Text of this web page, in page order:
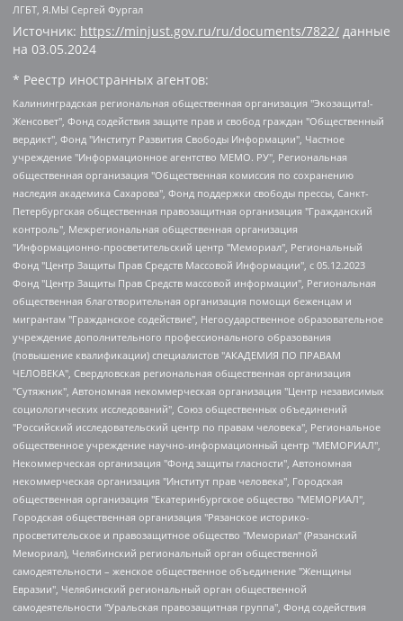
ЛГБТ, Я.МЫ Сергей Фургал
Источник: https://minjust.gov.ru/ru/documents/7822/ данные
на 03.05.2024
* Реестр иностранных агентов:
Калининградская региональная общественная организация "Экозащита!-Женсовет", Фонд содействия защите прав и свобод граждан "Общественный вердикт", Фонд "Институт Развития Свободы Информации", Частное учреждение "Информационное агентство МЕМО. РУ", Региональная общественная организация "Общественная комиссия по сохранению наследия академика Сахарова", Фонд поддержки свободы прессы, Санкт-Петербургская общественная правозащитная организация "Гражданский контроль", Межрегиональная общественная организация "Информационно-просветительский центр "Мемориал", Региональный Фонд "Центр Защиты Прав Средств Массовой Информации", с 05.12.2023 Фонд "Центр Защиты Прав Средств массовой информации", Региональная общественная благотворительная организация помощи беженцам и мигрантам "Гражданское содействие", Негосударственное образовательное учреждение дополнительного профессионального образования (повышение квалификации) специалистов "АКАДЕМИЯ ПО ПРАВАМ ЧЕЛОВЕКА", Свердловская региональная общественная организация "Сутяжник", Автономная некоммерческая организация "Центр независимых социологических исследований", Союз общественных объединений "Российский исследовательский центр по правам человека", Региональное общественное учреждение научно-информационный центр "МЕМОРИАЛ", Некоммерческая организация "Фонд защиты гласности", Автономная некоммерческая организация "Институт прав человека", Городская общественная организация "Екатеринбургское общество "МЕМОРИАЛ", Городская общественная организация "Рязанское историко-просветительское и правозащитное общество "Мемориал" (Рязанский Мемориал), Челябинский региональный орган общественной самодеятельности – женское общественное объединение "Женщины Евразии", Челябинский региональный орган общественной самодеятельности "Уральская правозащитная группа", Фонд содействия защите здоровья и социальной справедливости имени Андрея Рылькова, Автономная Некоммерческая Организация "Аналитический Центр Юрия Левады", Автономная некоммерческая организация социальной поддержки населения "Проект Апрель", Региональная общественная организация помощи женщинам и детям, находящимся в кризисной ситуации "Информационно-методический центр "Анна", Фонд содействия развитию массовых коммуникаций и правовому просвещению "Так-так-Так", Фонд содействия устойчивому развитию "Серебряная тайга", Свердловский региональный общественный фонд социальных проектов "Новое время", "Idel.Реалии", Кавказ.Реалии, Крым.Реалии, Телеканал Настоящее Время, Татаро-башкирская служба Радио Свобода (Azatliq Radiosi), Радио Свободная Европа/Радио Свобода (PCE/PC), "Сибирь.Реалии", "Фактограф", Благотворительный фонд помощи осужденным и их семьям, Автономная некоммерческая организация "Институт глобализации и социальных движений", Фонд "В защиту прав заключенных", Частное учреждение "Центр поддержки и содействия развитию средств массовой информации", Пензенский региональный общественный благотворительный фонд "Гражданский союз", "Север.Реалии", Некоммерческая организация Фонд "Правовая инициатива", Общество с ограниченной ответственностью "Радио Свободная Европа/Радио Свобода", Чешское информационное агентство "MEDIUM-ORIENT", Красноярская региональная общественная организация "Мы против СПИДа", Камалягин Денис Николаевич, Маркелов Сергей Евгеньевич, Пономарев Лев Александрович, Савицкая Людмила Алексеевна, Автономная некоммерческая организация "Центр по работе с проблемой насилия "НАСИЛИЮ.НЕТ", Межрегиональный профессиональный союз работников здравоохранения "Альянс врачей", Юридическое лицо, зарегистрированное в Латвийской Республике, SIA "Medusa Project" (регистрационный номер 40103797863, дата регистрации 10.06.2014), Некоммерческая организация "Фонд по борьбе с коррупцией", Автономная некоммерческая организация "Институт права и публичной политики", Баданин Роман Сергеевич, Гликин Максим Александрович, Железнова Мария Михайловна, Лукьянова Юлия Сергеевна, Маетная Елизавета Витальевна, Маняхин Петр Борисович, Чуракова Ольга Владимировна, Ярош Юлия Петровна, Юридическое лицо "The Insider SIA", зарегистрированное в Риге, Латвийская Республика (дата регистрации 26.06.2015), являющееся администратором доменного имени интернет-издания "The Insider SIA", https://theins.ru, Постернак Алексей Евгеньевич, Рубин Михаил Аркадьевич, Анин Роман Александрович, Юридическое лицо Istories fonds, зарегистрированное в Латвийской Республике (регистрационный номер 50008295751, дата регистрации 24.02.2020), Великовский Дмитрий Александрович, Долинина Ирина Николаевна, Мароховская Алеся Алексеевна, Шлейнов Роман Юрьевич, Шмагун Олеся Валентиновна, Общество с ограниченной ответственностью "Альтаир 2021", Общество с ограниченной ответственностью "Вега 2021", Общество с ограниченной ответственностью "Главный редактор 2021", Общество с ограниченной ответственностью "Ромашки монолит", Важенков Артем Валерьевич, Ивановская областная общественная организация "Центр гендерных исследований", Гурман Юрий Альбертович, Медиапроект "ОВД-Инфо", Егоров Владимир Владимирович, Жилинский Владимир Александрович, Общество с ограниченной ответственностью "ЗП", Иванова София Юрьевна, Карезина Инна Павловна, Кильтау Екатерина Викторовна, Петров Алексей Викторович, Пискунов Сергей Евгеньевич, Смирнов Сергей Сергеевич, Тихонов Михаил Сергеевич, Общество с ограниченной ответственностью "ЖУРНАЛИСТ-ИНОСТРАННЫЙ АГЕНТ", Арапова Галина Юрьевна, Вольтская Татьяна Анатольевна, Американская компания "Mason G.E.S. Anonymous Foundation" (США), являющаяся владельцем интернет-издания https://mnews.world/, Компания "Stichting Bellingcat", зарегистрированная в Нидерландах (дата регистрации 11.07.2018), Захаров Андрей Вячеславович, Клепиковская Екатерина Дмитриевна, Общество с ограниченной ответственностью "МЕМО", Перл Роман Александрович, Симонов Евгений Алексеевич, Соловьева Елена Анатольевна, Сотников Даниил Владимирович, Сурначева Елизавета Дмитриевна, Автономная некоммерческая организация по защите прав человека и информированию населения "Якутия – Наше Мнение", Общество с ограниченной ответственностью "Москоу диджитал медиа", с 26.01.2023 Общество с ограниченной ответственностью "Чайка Белые сады", Ветошкина Валерия Валерьевна, Заговора Максим Александрович, Межрегиональное общественное движение "Российская ЛГБТ - сеть", Оленичев Максим Владимирович, Павлов Иван Юрьевич, Скворцова Елена Сергеевна, Общество с ограниченной ответственностью "Как бы инагент", Кочетков Игорь Викторович, Общество с ограниченной ответственностью "Честные выборы", Еланчик Олег Александрович, Общество с ограниченной ответственностью "Нобелевский призыв", Гималова Регина Эмилевна, Григорьев Андрей Валерьевич, Григорьева Алина Александровна, Ассоциация по содействию защите прав призывников, альтернативнослужащих и военнослужащих "Правозащитная группа "Гражданин.Армия.Право", Хисамова Регина Фаритовна, Автономная некоммерческая организация по реализации социально-правовых программ "Лилит", Дальневосточное общественное движение "Маяк", Санкт-Петербургская ЛГБТ-инициативная группа "Выход", Инициативная группа ЛГБТ+ "Реверс", Алексеев Андрей Викторович, Бекбулатова Таисия Львовна, Беляев Иван Михайлович, Владыкина Елена Сергеевна, Гельман Марат Александрович, Никульшина Вероника Юрьевна, Толоконникова Надежда Андреевна, Шендерович Виктор Анатольевич, Общество с ограниченной ответственностью "Данное сообщение", Общество с ограниченной ответственностью Издательский дом "Новая глава", Айнбиндер Александра Александровна, Московский комьюнити-центр для ЛГБТ+инициатив, Благотворительный фонд развития филантропии, Deutsche Welle (Германия, Kurt-Schumacher-Strasse 3, 53113 Bonn), Борзунова Мария Михайловна, Воробьев Виктор Викторович, Голубева Анна Львовна, Константинова Алла Михайловна, Малкова Ирина Владимировна, Мурадов Мурад Абдулгалимович, Осетинская Елизавета Николаевна, Понасенков Евгений Николаевич, Ганапольский Матвей Юрьевич, Киселев Евгений Алексеевич, Борухович Ирина Григорьевна, Дремин Иван Тимофеевич, Дубровский Дмитрий Викторович, Красноярская региональная общественная организация поддержки и развития альтернативных образовательных технологий и межкультурных коммуникаций "ИНТЕРРА", Маяковская Екатерина Алексеевна, Фейгин Марк Захарович, Филимонов Андрей Викторович, Дзугкоева Регина Николаевна, Доброхотов Роман Александрович, Дудь Юрий Александрович, Елкин Сергей Владимирович, Кругликов Кирилл Игоревич, Сабунаева Мария Леонидовна, Семенов Алексей Владимирович, Шаинян Карен Багратович, Шульман Екатерина Михайловна, Асафьев Артур Валерьевич, Вахштайн Виктор Семенович, Венедиктов Алексей Алексеевич, Лушникова Екатерина Евгеньевна, Волков Леонид Михайлович, Невзоров Александр Глебович, Пархоменко Сергей Борисович, Сироткин Ярослав Николаевич, Кара-Мурза Владимир Владимирович, Баранова Наталья Владимировна, Гозман Леонид Яковлевич, Кагарлицкий Борис Юльевич, Климарев Михаил Валерьевич, Милов Владимир Станиславович, Автономная некоммерческая организация Краснодарский центр современного искусства "Типография", Моргенштерн Алишер Тагирович, Соболь Любовь Эдуардовна, Общество с ограниченной ответственностью "ЛИЗА НОРМ", Каспаров Гарри Кимович, Ходорковский Михаил Борисович, Общество с ограниченной ответственностью "Апрельские тезисы", Данилович Ирина Брониславовна, Кашин Олег Владимирович, Петров Николай Владимирович, Пивоваров Алексей Владимирович, Соколов Михаил Владимирович, Цветкова Юлия Владимировна, Чичваркин Евгений Александрович, Комитет против пыток/Команда против пыток, Общество с ограниченной ответственностью "Первый научный", Общество с ограниченной ответственностью "Вертолет и ко", Белоцерковская Вероника Борисовна, Кац Максим Евгеньевич, Лазарева Татьяна Юрьевна, Шаведдинов Руслан Табризович, Яшин Илья Валерьевич, Общество с ограниченной ответственностью "Иноагент ААВ", Алешковский Дмитрий Петрович, Альбац Евгения Марковна, Быков Дмитрий Львович, Галямина Юлия Евгеньевна, Лойко Сергей Леонидович, Мартынов Кирилл Константинович, Медведев Сергей Александрович, Крашенинников Федор Геннадиевич, Гордеева Катерина Вл